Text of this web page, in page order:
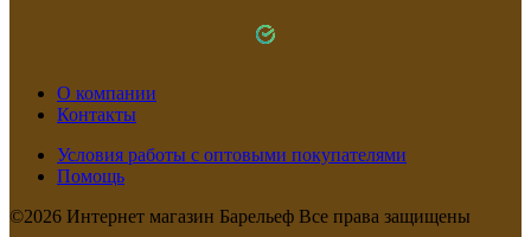
О компании
Контакты
Условия работы с оптовыми покупателями
Помощь
©2026 Интернет магазин Барельеф Все права защищены